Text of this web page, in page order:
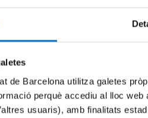
de Barcelona utilitza galetes
perquè accediu al lloc
usuaris), amb finalitats
Try